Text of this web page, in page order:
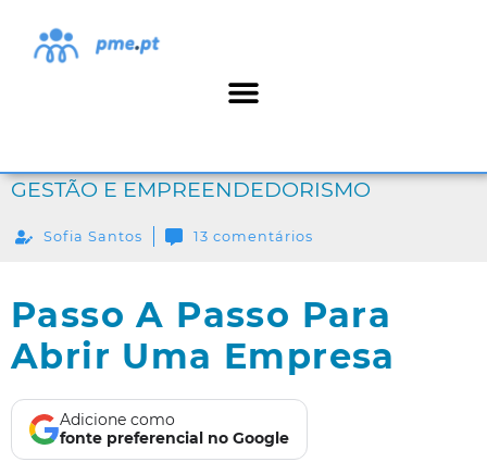
GESTÃO E EMPREENDEDORISMO
Sofia Santos 13 comentários
Passo A Passo Para
Abrir Uma Empresa
Adicione como
fonte preferencial no Google